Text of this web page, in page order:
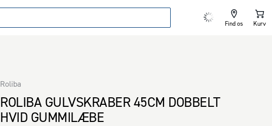
Find os Kurv
ROLIBA GULVSKRABER 45CM DOBBELT
HVID GUMMILÆBE
Roliba